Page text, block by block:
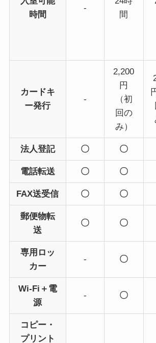
時間
-
間
カードキ
ー発行
-
2,200
円
（初
回の
み）
法人登記 〇 〇
電話転送 〇 〇
FAX送受信 〇 〇
郵便物転
送
〇 〇
専用ロッ
カー
- 〇
Wi-Fi＋電
源
- 〇
コピー・
プリント